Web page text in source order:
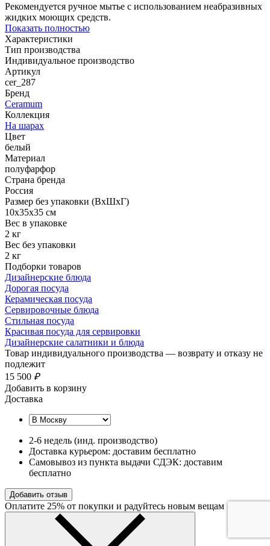
Рекомендуется ручное мытье с использованием неабразивных
жидких моющих средств.
Показать полностью
Характеристики
Тип производства
Индивидуальное производство
Артикул
cer_287
Бренд
Ceramum
Коллекция
На шарах
Цвет
белый
Материал
полуфарфор
Страна бренда
Россия
Размер без упаковки (ВхШхГ)
10x35x35 см
Вес в упаковке
2 кг
Вес без упаковки
2 кг
Подборки товаров
Дизайнерские блюда
Дорогая посуда
Керамическая посуда
Сервировочные блюда
Стильная посуда
Красивая посуда для сервировки
Дизайнерские салатники и блюда
Товар индивидуального производства — возврату и отказу не
подлежит
15 500 ₽
Добавить в корзину
Доставка
2-6 недель (инд. производство)
Доставка курьером: доставим бесплатно
Самовывоз из пункта выдачи СДЭК: доставим
бесплатно
Добавить отзыв
Оплатите 25% от покупки и радуйтесь новым вещам